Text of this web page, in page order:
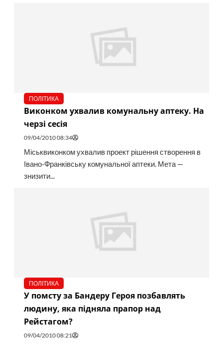
ПОЛІТИКА
Виконком ухвалив комунальну аптеку. На
черзі сесія
09/04/2010 08:34
Міськвиконком ухвалив проект рішення створення в
Івано-Франківську комунальної аптеки. Мета —
знизити...
ПОЛІТИКА
У помсту за Бандеру Героя позбавлять
людину, яка підняла прапор над
Рейстагом?
09/04/2010 08:21